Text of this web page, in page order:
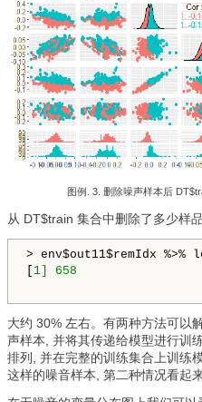
图例. 3. 删除噪声样本后
从 DT$train 集合中删除了多少样
> env$out11$remIdx %>%
[ 1] 658
大约 30% 左右。有两种方法可以
声样本, 并将其传递给模型进行训
排列, 并在完整的训练集合上训练
这样的噪音样本, 第二种情况看起